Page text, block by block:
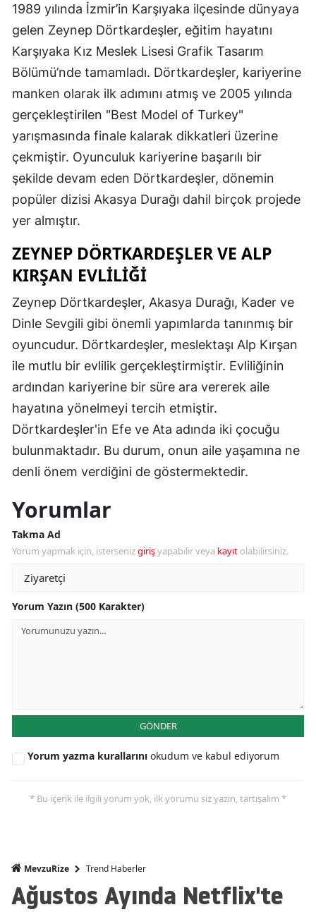
1989 yılında İzmir’in Karşıyaka ilçesinde dünyaya
gelen Zeynep Dörtkardeşler, eğitim hayatını
Karşıyaka Kız Meslek Lisesi Grafik Tasarım
Bölümü’nde tamamladı. Dörtkardeşler, kariyerine
manken olarak ilk adımını atmış ve 2005 yılında
gerçekleştirilen "Best Model of Turkey"
yarışmasında finale kalarak dikkatleri üzerine
çekmiştir. Oyunculuk kariyerine başarılı bir
şekilde devam eden Dörtkardeşler, dönemin
popüler dizisi Akasya Durağı dahil birçok projede
yer almıştır.
ZEYNEP DÖRTKARDEŞLER VE ALP
KIRŞAN EVLILIĞI
Zeynep Dörtkardeşler, Akasya Durağı, Kader ve
Dinle Sevgili gibi önemli yapımlarda tanınmış bir
oyuncudur. Dörtkardeşler, meslektaşı Alp Kırşan
ile mutlu bir evlilik gerçekleştirmiştir. Evliliğinin
ardından kariyerine bir süre ara vererek aile
hayatına yönelmeyi tercih etmiştir.
Dörtkardeşler'in Efe ve Ata adında iki çocuğu
bulunmaktadır. Bu durum, onun aile yaşamına ne
denli önem verdiğini de göstermektedir.
Yorumlar
Takma Ad
Yorum yapmak için, istersenizgirişyapabilir veya kayıt olabilirsiniz.
Yorum Yazın (500 Karakter)
GÖNDER
Yorum yazma kurallarını okudum ve kabul ediyorum
* Bu içerik ile ilgili yorum yok, ilk yorumu siz yazın, tartışalım *
MevzuRize Trend Haberler
Ağustos Ayında Netflix'te